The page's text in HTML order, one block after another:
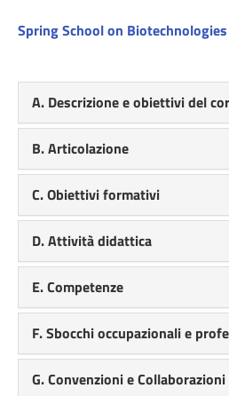
Spring School on
A. Descrizione e obiettivi del
B. Articolazione
C. Obiettivi formativi
D. Attività didattica
E. Competenze
F. Sbocchi occupazionali e
G. Convenzioni e Collaborazioni